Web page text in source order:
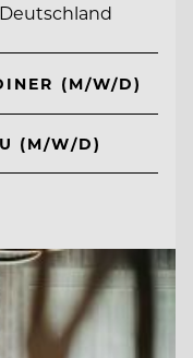
(M/W/D)
(M/W/D)